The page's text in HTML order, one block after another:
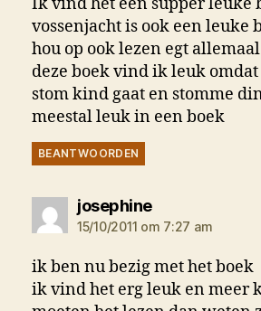
vossenjacht is ook een leuke
hou op ook lezen egt
deze boek vind ik leuk
stom kind gaat en stomme
meestal leuk in een boek
BEANTWOORDEN
josephinezegt:
15/10/2011 om 7:27 am
ik ben nu bezig met het boek
ik vind het erg leuk en meer